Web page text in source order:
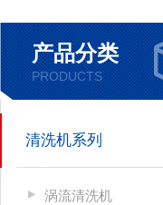
产品分类
PRODUCTS
清洗机系列
涡流清洗机